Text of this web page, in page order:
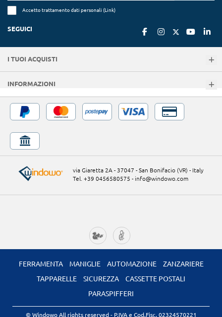
Accetto trattamento dati personali (Link)
SEGUICI
I TUOI ACQUISTI
INFORMAZIONI
via Giaretta 2A - 37047 - San Bonifacio (VR) - Italy
Tel. +39 0456580575 - info@windowo.com
FERRAMENTA MANIGLIE AUTOMAZIONE
ZANZARIERE
TAPPARELLE
SICUREZZA
CASSETTE POSTALI
PARASPIFFERI
© Windowo All rights reserved - P.IVA e Cod.Fisc. 02324570221